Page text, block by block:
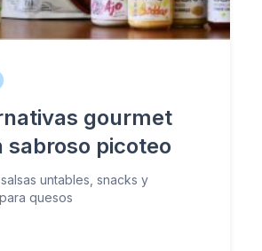
gourmet
sabroso picoteo
untables, snacks y
quesos